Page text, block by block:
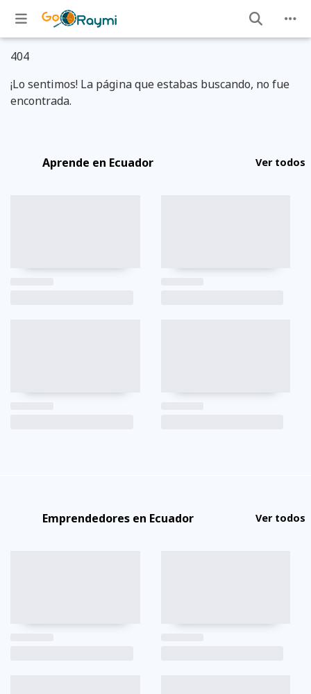
404
¡Lo sentimos! La página que estabas buscando, no fue
encontrada.
Aprende en Ecuador Ver todos
Emprendedores en Ecuador Ver todos